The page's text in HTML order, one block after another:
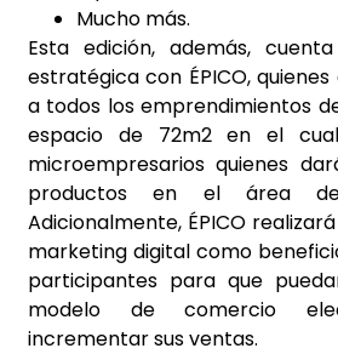
Mucho más.
Esta edición, además,
estratégica con ÉPICO,
a todos los emprendimientos
espacio de 72m2 en el
microempresarios quienes
productos en el área de
Adicionalmente, ÉPICO
marketing digital como
participantes para que
modelo de comercio
incrementar sus ventas.